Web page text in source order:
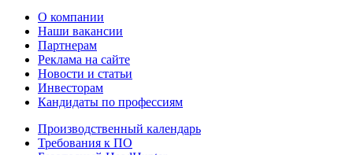
О компании
Наши вакансии
Партнерам
Реклама на сайте
Новости и статьи
Инвесторам
Кандидаты по профессиям
Производственный календарь
Требования к ПО